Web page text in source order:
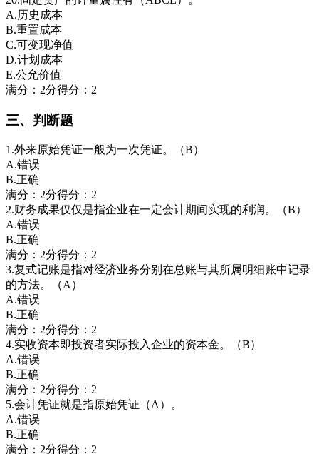
A.历史成本
B.重置成本
C.可变现净值
D.计划成本
E.公允价值
满分：2分得分：2
三、判断题
1.外来原始凭证一般为一次凭证。（B）
A.错误
B.正确
满分：2分得分：2
2.财务成果仅仅是指企业在一定会计期间实现的利润。（B）
A.错误
B.正确
满分：2分得分：2
3.复式记账是指对经济业务分别在总账与其所属明细账中记录
的方法。（A）
A.错误
B.正确
满分：2分得分：2
4.实收资本即投资者实际投入企业的资本金。（B）
A.错误
B.正确
满分：2分得分：2
5.会计凭证就是指原始凭证（A）。
A.错误
B.正确
满分：2分得分：2